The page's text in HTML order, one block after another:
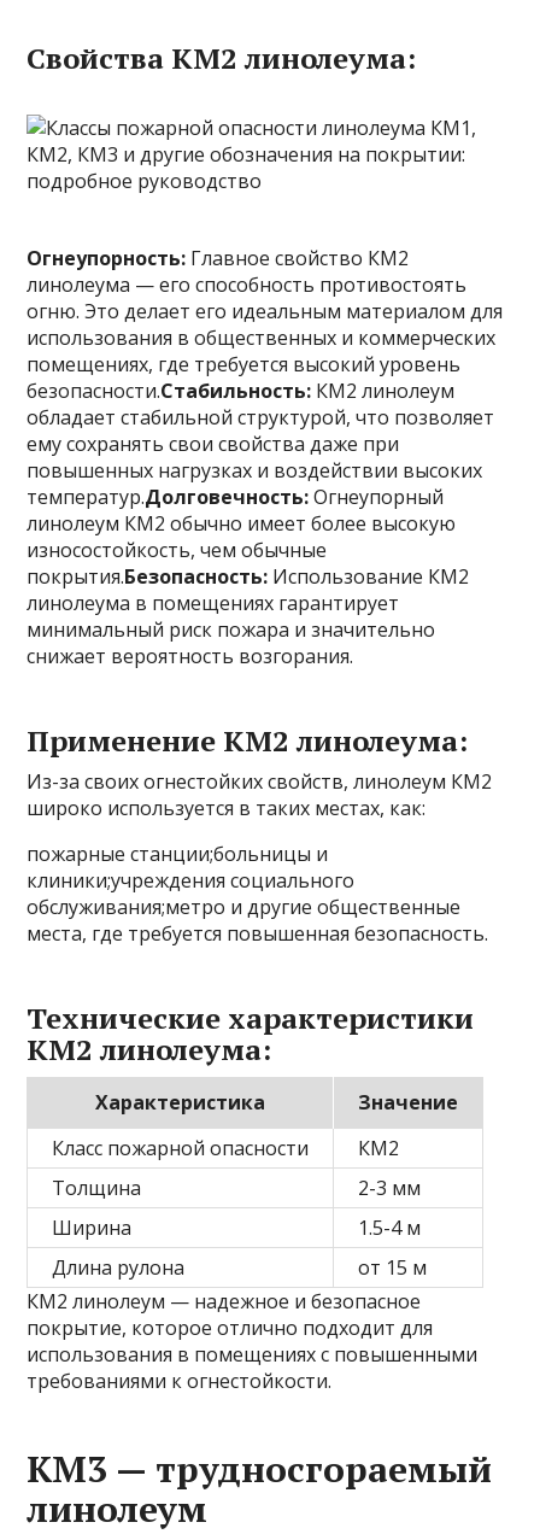
Свойства КМ2 линолеума:
Огнеупорность: Главное свойство КМ2
линолеума — его способность противостоять
огню. Это делает его идеальным материалом для
использования в общественных и коммерческих
помещениях, где требуется высокий уровень
безопасности.Стабильность: КМ2 линолеум
обладает стабильной структурой, что позволяет
ему сохранять свои свойства даже при
повышенных нагрузках и воздействии высоких
температур.Долговечность:Огнеупорный
линолеум КМ2 обычно имеет более высокую
износостойкость, чем обычные
покрытия.Безопасность: Использование КМ2
линолеума в помещениях гарантирует
минимальный риск пожара и значительно
снижает вероятность возгорания.
Применение КМ2 линолеума:
Из-за своих огнестойких свойств, линолеум КМ2
широко используется в таких местах, как:
пожарные станции;больницы и
клиники;учреждения социального
обслуживания;метро и другие общественные
места, где требуется повышенная безопасность.
Технические характеристики
КМ2 линолеума:
Характеристика
Значение
Класс пожарной опасности
КМ2
Толщина
2-3 мм
Ширина
1.5-4 м
Длина рулона
от 15 м
КМ2 линолеум — надежное и безопасное
покрытие, которое отлично подходит для
использования в помещениях с повышенными
требованиями к огнестойкости.
КМ3 — трудносгораемый
линолеум